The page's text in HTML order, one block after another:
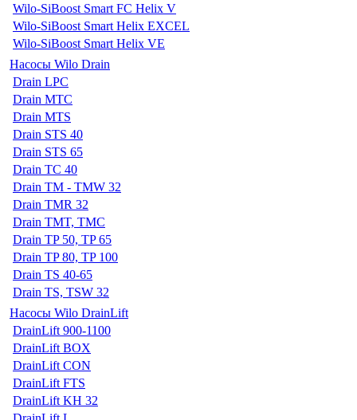
Wilo-SiBoost Smart FC Helix V
Wilo-SiBoost Smart Helix EXCEL
Wilo-SiBoost Smart Helix VE
Насосы Wilo Drain
Drain LPC
Drain MTC
Drain MTS
Drain STS 40
Drain STS 65
Drain TC 40
Drain TM - TMW 32
Drain TMR 32
Drain TMT, TMC
Drain TP 50, TP 65
Drain TP 80, TP 100
Drain TS 40-65
Drain TS, TSW 32
Насосы Wilo DrainLift
DrainLift 900-1100
DrainLift BOX
DrainLift CON
DrainLift FTS
DrainLift KH 32